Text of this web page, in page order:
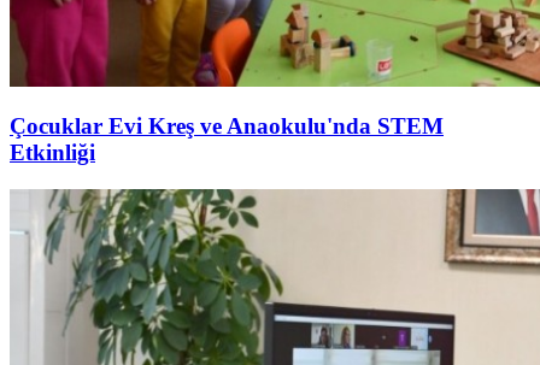
Çocuklar Evi Kreş ve Anaokulu'nda STEM
Etkinliği